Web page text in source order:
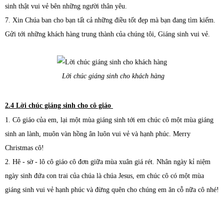
sinh thật vui vẻ bên những người thân yêu.
7. Xin Chúa ban cho bạn tất cả những điều tốt đẹp mà bạn đang tìm kiếm.
Gửi tới những khách hàng trung thành của chúng tôi, Giáng sinh vui vẻ.
Lời chúc giáng sinh cho khách hàng
2.4 Lời chúc giáng sinh cho cô giáo
1. Cô giáo của em, lại một mùa giáng sinh tới em chúc cô một mùa giáng
sinh an lành, muôn vàn hồng ân luôn vui vẻ và hạnh phúc. Merry
Christmas cô!
2. Hê - sờ - lô cô giáo cô đơn giữa mùa xuân giá rét. Nhân ngày kỉ niệm
ngày sinh đứa con trai của chúa là chúa Jesus, em chúc cô có một mùa
giáng sinh vui vẻ hạnh phúc và đừng quên cho chúng em ăn cỗ nữa cô nhé!